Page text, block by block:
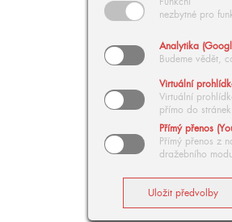
nezbytné pro
Analytika
Budeme vědět,
Virtuální
Virtuální
přímo do stránek
Přímý přenos
Přímý přenos z
dražebního